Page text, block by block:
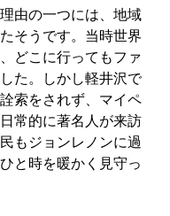
由の一つには、地域
そうです。当時世界
どこに行ってもファ
た。しかし軽井沢で
索をされず、マイペ
常的に著名人が来訪
もジョンレノンに過
と時を暖かく見守っ